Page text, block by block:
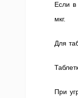
Если в
мкг.
Для
При